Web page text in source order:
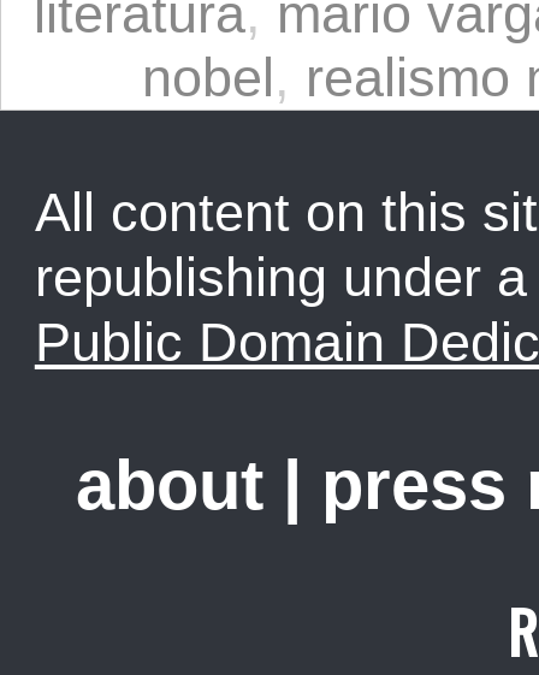
literatura, mario
nobel, realismo
All content on this
republishing under
Public Domain
about | press